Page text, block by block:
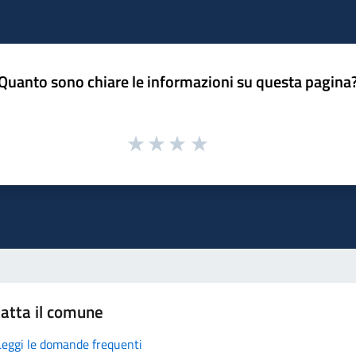
sono chiare le informazioni su questa
il comune
le domande frequenti